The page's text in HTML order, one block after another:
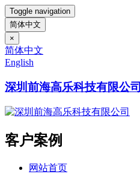
Toggle navigation
简体中文
×
简体中文
English
深圳前海高乐科技有限公司
客户案例
网站首页